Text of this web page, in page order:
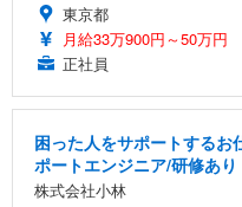
東京都
月給33万900円～50万円
正社員
困った人をサポートする
ポートエンジニア/研修あり
株式会社小林